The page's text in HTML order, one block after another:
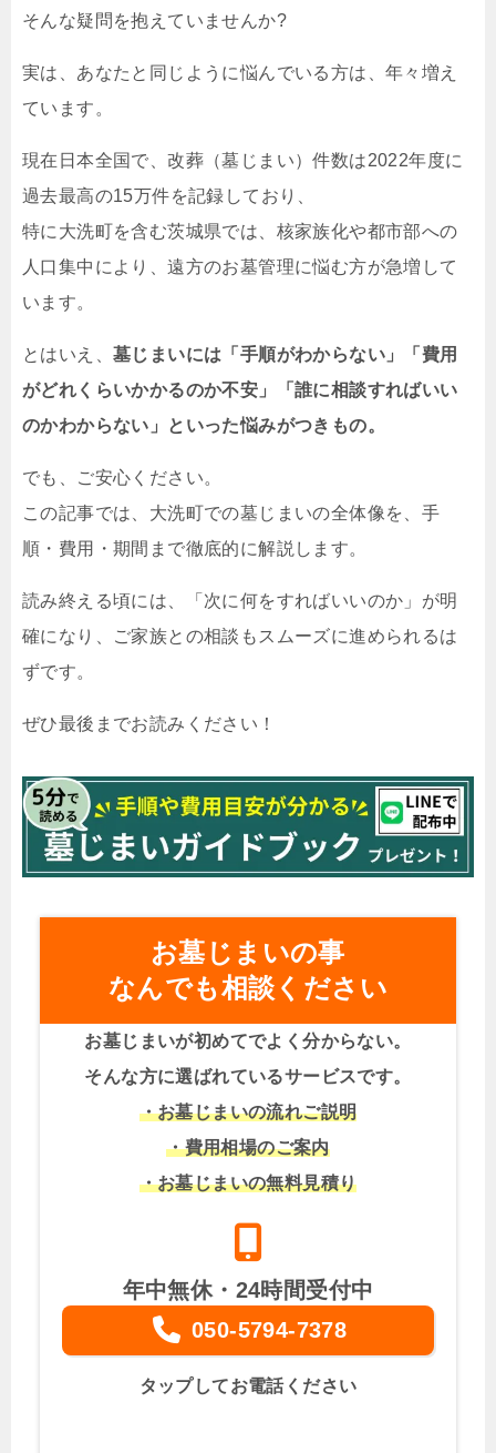
そんな疑問を抱えていませんか?
実は、あなたと同じように悩んでいる方は、年々増え
ています。
現在日本全国で、改葬（墓じまい）件数は2022年度に
過去最高の15万件を記録しており、
特に大洗町を含む茨城県では、核家族化や都市部への
人口集中により、遠方のお墓管理に悩む方が急増して
います。
とはいえ、 墓じまいには「手順がわからない」「費用
がどれくらいかかるのか不安」「誰に相談すればいい
のかわからない」といった悩みがつきもの。
でも、ご安心ください。
この記事では、大洗町での墓じまいの全体像を、手
順・費用・期間まで徹底的に解説します。
読み終える頃には、「次に何をすればいいのか」が明
確になり、ご家族との相談もスムーズに進められるは
ずです。
ぜひ最後までお読みください！
お墓じまいの事
なんでも相談ください
お墓じまいが初めてでよく分からない。
そんな方に選ばれているサービスです。
・お墓じまいの流れご説明
・費用相場のご案内
・お墓じまいの無料見積り
年中無休・24時間受付中
050-5794-7378
タップしてお電話ください